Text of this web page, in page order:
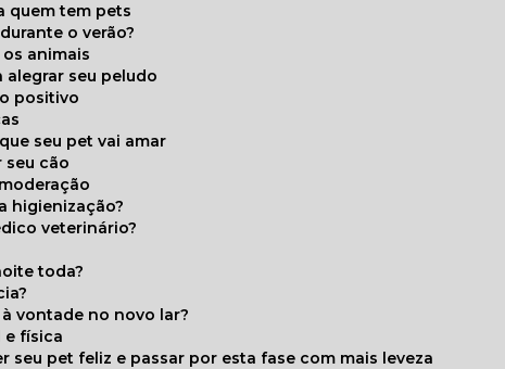
quem tem pets
o verão?
os animais
alegrar seu peludo
positivo
seu pet vai amar
seu cão
higienização?
veterinário?
toda?
vontade no novo lar?
e física
seu pet feliz e passar por esta fase com mais leveza